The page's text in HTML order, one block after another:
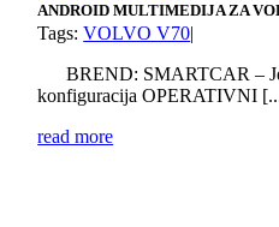
ANDROID MULTIMEDIJA ZA
Tags:VOLVO V70|
BREND: SMARTCAR –
konfiguracija OPERATIVNI
read more